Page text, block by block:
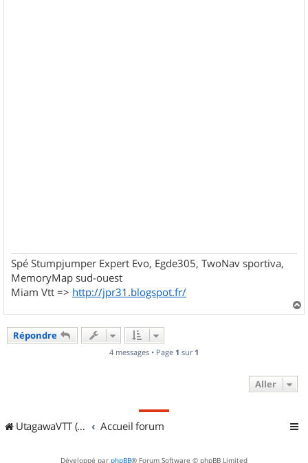
Spé Stumpjumper Expert Evo, Egde305, TwoNav sportiva,
MemoryMap sud-ouest
Miam Vtt => http://jpr31.blogspot.fr/
a
Répondre
4 messages • Page 1 sur 1
Aller
UtagawaVTT (Randos VTT et VTTAE avec traces GPS) Accueil forum
Développé par phpBB® Forum Software © phpBB Limited